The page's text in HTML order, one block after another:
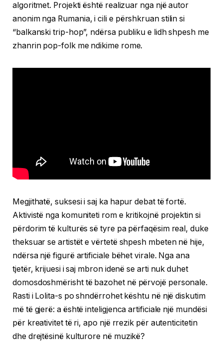
algoritmet. Projekti është realizuar nga një autor
anonim nga Rumania, i cili e përshkruan stilin si
“balkanski trip-hop”, ndërsa publiku e lidh shpesh me
zhanrin pop-folk me ndikime rome.
Megjithatë, suksesi i saj ka hapur debat të fortë.
Aktivistë nga komuniteti rom e kritikojnë projektin si
përdorim të kulturës së tyre pa përfaqësim real, duke
theksuar se artistët e vërtetë shpesh mbeten në hije,
ndërsa një figurë artificiale bëhet virale. Nga ana
tjetër, krijuesi i saj mbron idenë se arti nuk duhet
domosdoshmërisht të bazohet në përvojë personale.
Rasti i Lolita-s po shndërrohet kështu në një diskutim
më të gjerë: a është inteligjenca artificiale një mundësi
për kreativitet të ri, apo një rrezik për autenticitetin
dhe drejtësinë kulturore në muzikë?